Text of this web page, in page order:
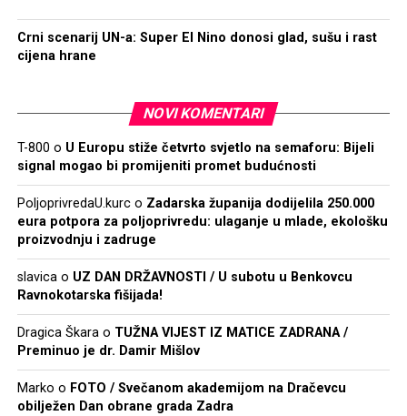
Crni scenarij UN-a: Super El Nino donosi glad, sušu i rast
cijena hrane
NOVI KOMENTARI
T-800 o U Europu stiže četvrto svjetlo na semaforu: Bijeli
signal mogao bi promijeniti promet budućnosti
PoljoprivredaU.kurco Zadarska županija dodijelila 250.000
eura potpora za poljoprivredu: ulaganje u mlade, ekološku
proizvodnju i zadruge
slavicao UZ DAN DRŽAVNOSTI / U subotu u Benkovcu
Ravnokotarska fišijada!
Dragica Škarao TUŽNA VIJEST IZ MATICE ZADRANA /
Preminuo je dr. Damir Mišlov
Marko o FOTO / Svečanom akademijom na Dračevcu
obilježen Dan obrane grada Zadra